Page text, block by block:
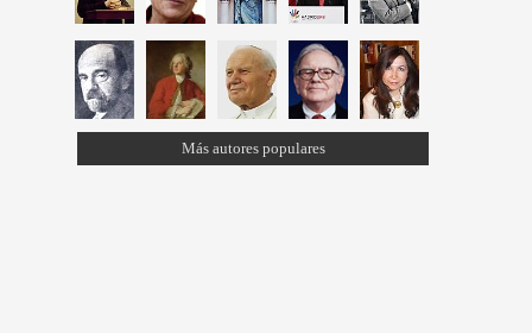
Más autores populares